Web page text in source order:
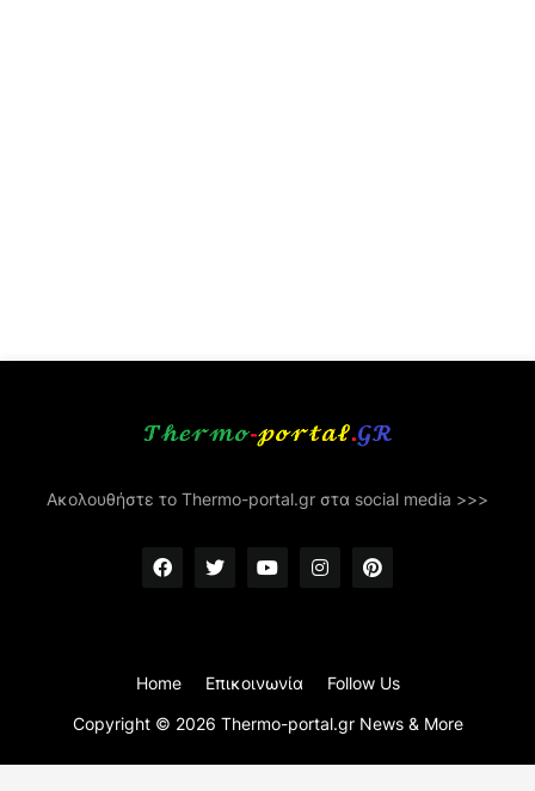
Ακολουθήστε το Thermo-portal.gr στα social media >>>
Copyright © 2026 Thermo-portal.gr News & More
Home Επικοινωνία Follow Us